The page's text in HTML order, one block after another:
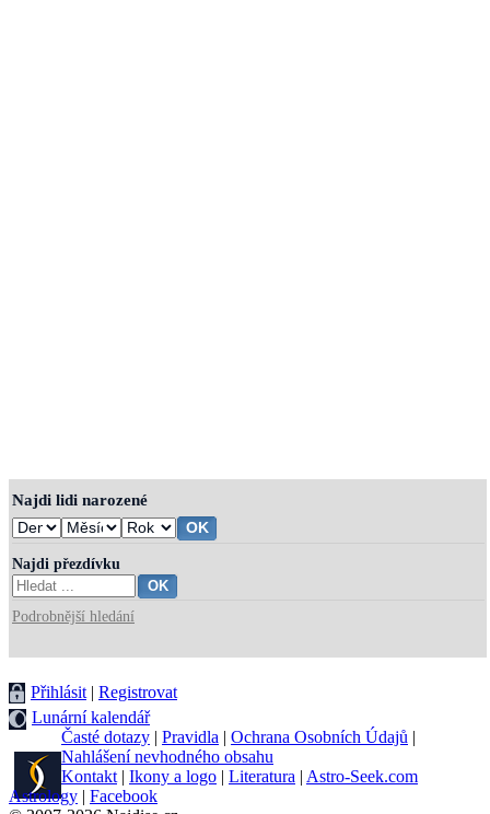
Najdi lidi narozené
Najdi přezdívku
Podrobnější hledání
Přihlásit | Registrovat
Lunární kalendář
Časté dotazy | Pravidla | Ochrana Osobních Údajů |
Nahlášení nevhodného obsahu
Kontakt | Ikony a logo | Literatura | Astro-Seek.com
Astrology | Facebook